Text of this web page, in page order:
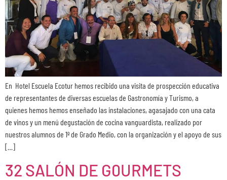
En Hotel Escuela Ecotur hemos recibido una visita de prospección educativa
de representantes de diversas escuelas de Gastronomía y Turismo, a
quienes hemos hemos enseñado las instalaciones, agasajado con una cata
de vinos y un menú degustación de cocina vanguardista, realizado por
nuestros alumnos de 1º de Grado Medio, con la organización y el apoyo de sus
[…]
32 SALÓN DE G0URMETS